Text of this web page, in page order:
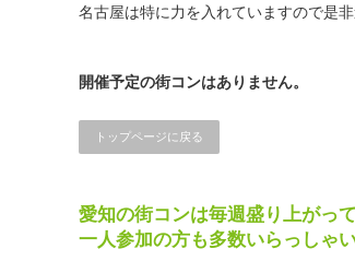
名古屋は特に力を入れていますので是
開催予定の街コンはありません。
トップページに戻る
愛知の街コンは毎週盛り上がっ
一人参加の方も多数いらっしゃい